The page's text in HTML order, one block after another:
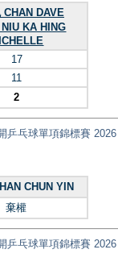
CHAN DAVE
KA HING
17
11
2
乒乓球單項錦標賽 2026
CHUN YIN
棄權
乒乓球單項錦標賽 2026